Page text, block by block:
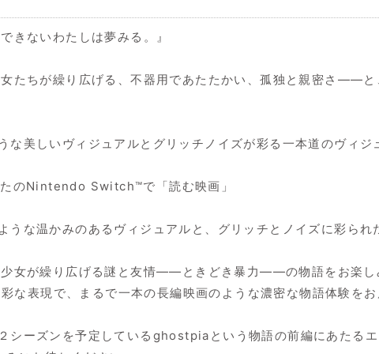
きないわたしは夢みる。』
女たちが繰り広げる、不器用であたたかい、孤独と親密さ——
な美しいヴィジュアルとグリッチノイズが彩る一本道のヴィジ
のNintendo Switch™で「読む映画」
うな温かみのあるヴィジュアルと、グリッチとノイズに彩ら
少女が繰り広げる謎と友情——ときどき暴力——の物語をお楽し
表現で、まるで一本の長編映画のような濃密な物語体験を
シーズンを予定しているghostpiaという物語の前編にあたる